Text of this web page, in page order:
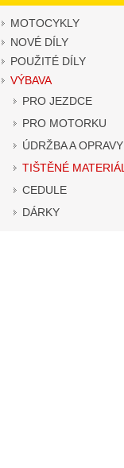
MOTOCYKLY
NOVÉ DÍLY
POUŽITÉ DÍLY
VÝBAVA
PRO JEZDCE
PRO MOTORKU
ÚDRŽBA A OPRAVY
TIŠTĚNÉ
CEDULE
DÁRKY